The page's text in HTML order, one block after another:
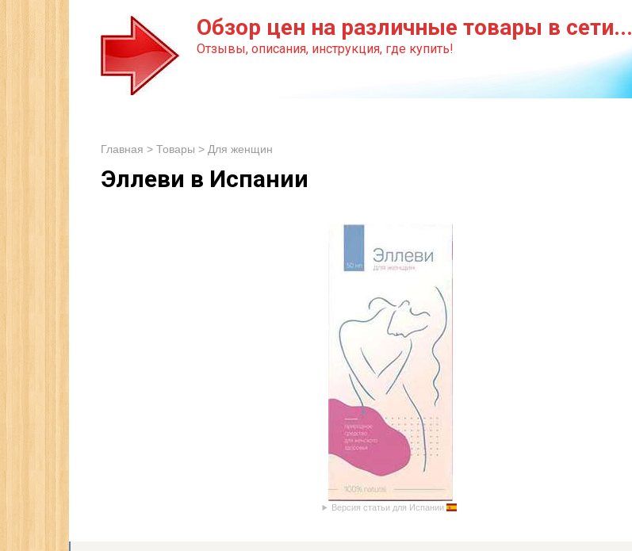
Обзор цен на различные товары в сети...
Отзывы, описания, инструкция, где купить!
Главная > Товары > Для женщин
Эллеви в Испании
Версия статьи для Испании